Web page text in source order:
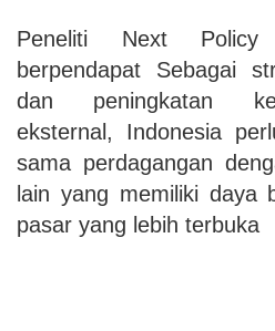
Peneliti Next Policy
berpendapat Sebagai
dan peningkatan
eksternal, Indonesia
sama perdagangan
lain yang memiliki daya
pasar yang lebih terbuka